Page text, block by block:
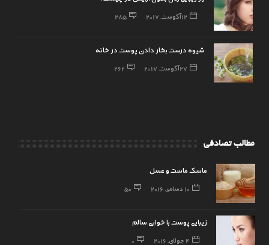
12 آگوست, 2017 285
شیوه درست بخار دادن پوست در خانه
27 آگوست, 2017 262
مطالب تصادفی
ماسک ماست و عسل
10 دسامبر, 2016 50
زیبایی پوست با خوابی سالم
4 جولای, 2016 0